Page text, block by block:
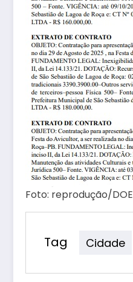
Foto: reprodução/DOE
Tag Cidade